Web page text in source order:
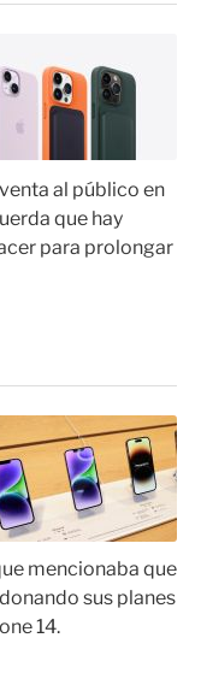
al público en
que hay
para prolongar
mencionaba que
sus planes
14.